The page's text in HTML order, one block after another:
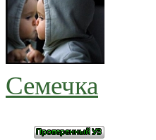
Семечка